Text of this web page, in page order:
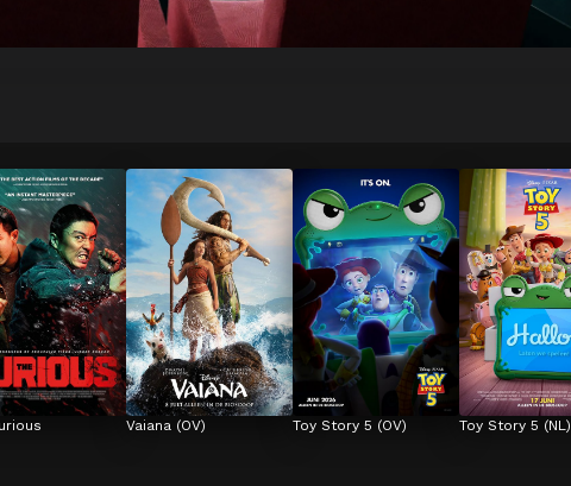
Vaiana (OV) Toy Story 5 (OV) Toy Story 5 (NL)